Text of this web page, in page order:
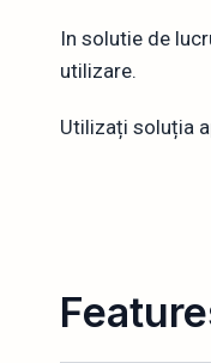
In solutie de
utilizare.
Utilizați soluția